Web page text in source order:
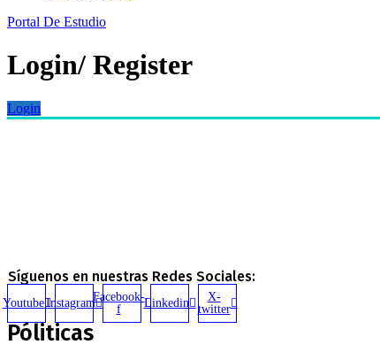
Portal De Estudio
Login/ Register
Login
Síguenos en nuestras Redes Sociales:
YoutubeInstagramFacebook-
f
Linkedin
X-
twitter
Póliticas